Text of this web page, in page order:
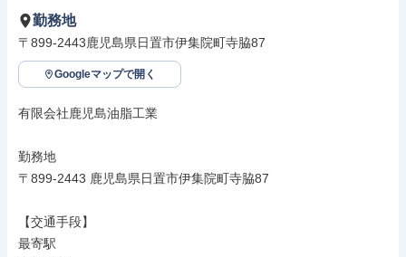
勤務地
〒899-2443鹿児島県日置市伊集院町寺脇87
Googleマップで開く
有限会社鹿児島油脂工業
勤務地
〒899-2443 鹿児島県日置市伊集院町寺脇87
【交通手段】
最寄駅